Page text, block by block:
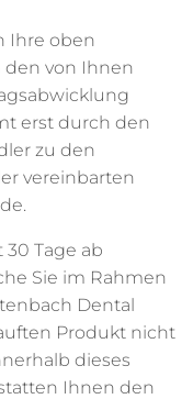
Ihre oben
von Ihnen
erst durch den
zu den
vereinbarten
Tage ab
Sie im Rahmen
Dental
Produkt nicht
dieses
Ihnen den